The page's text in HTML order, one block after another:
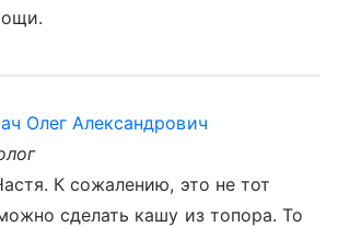
Олег Александрович
К сожалению, это не тот
сделать кашу из топора. То